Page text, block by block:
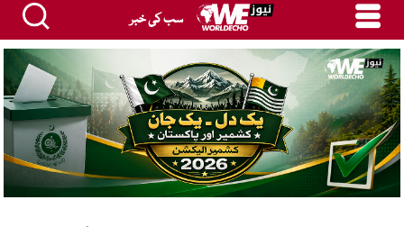
سب کی خبر